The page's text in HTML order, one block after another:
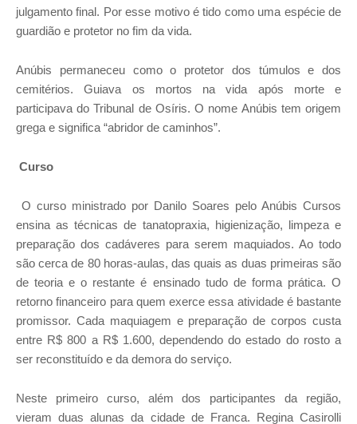
julgamento final. Por esse motivo é tido como uma espécie de
guardião e protetor no fim da vida.
Anúbis permaneceu como o protetor dos túmulos e dos
cemitérios. Guiava os mortos na vida após morte e
participava do Tribunal de Osíris. O nome Anúbis tem origem
grega e significa “abridor de caminhos”.
Curso
O curso ministrado por Danilo Soares pelo Anúbis Cursos
ensina as técnicas de tanatopraxia, higienização, limpeza e
preparação dos cadáveres para serem maquiados. Ao todo
são cerca de 80 horas-aulas, das quais as duas primeiras são
de teoria e o restante é ensinado tudo de forma prática. O
retorno financeiro para quem exerce essa atividade é bastante
promissor. Cada maquiagem e preparação de corpos custa
entre R$ 800 a R$ 1.600, dependendo do estado do rosto a
ser reconstituído e da demora do serviço.
Neste primeiro curso, além dos participantes da região,
vieram duas alunas da cidade de Franca. Regina Casirolli